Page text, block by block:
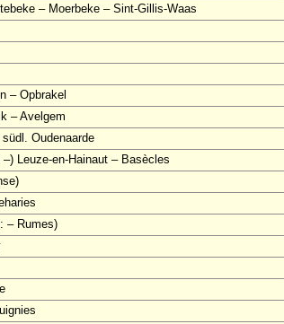
– Moerbeke – Sint-Gillis-Waas
– Opbrakel
– Avelgem
Oudenaarde
Leuze-en-Hainaut – Basècles
– Rumes)